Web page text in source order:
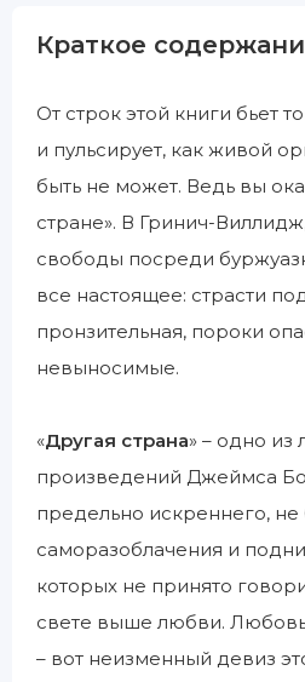
Краткое
От строк этой книги бьет
и пульсирует, как живой
быть не может. Ведь вы
стране». В Гринич-
свободы посреди
все настоящее: страсти
пронзительная, пороки
невыносимые.
«Другая страна» – одно из
произведений Джеймса
предельно искреннего,
саморазоблачения и
которых не принято
свете выше любви.
– вот неизменный девиз